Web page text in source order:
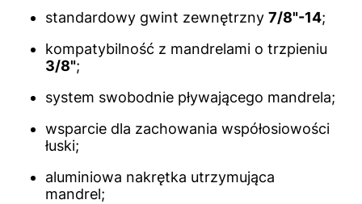
standardowy gwint zewnętrzny 7/8"-14;
kompatybilność z mandrelami o trzpieniu
3/8";
system swobodnie pływającego mandrela;
wsparcie dla zachowania współosiowości
łuski;
aluminiowa nakrętka utrzymująca
mandrel;